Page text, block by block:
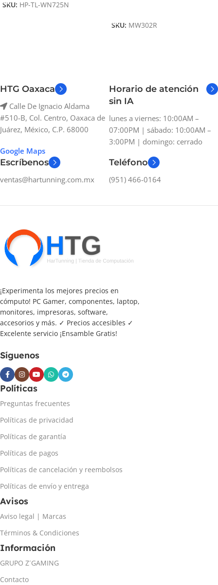
SKU: HP-TL-WN725N
SKU: MW302R
HTG Oaxaca
Calle De Ignacio Aldama
#510-B, Col. Centro, Oaxaca de
Juárez, México, C.P. 68000
Google Maps
Horario de atención
sin IA
lunes a viernes: 10:00AM –
07:00PM | sábado: 10:00AM –
3:00PM | domingo: cerrado
Escríbenos
ventas@hartunning.com.mx
Teléfono
(951) 466-0164
¡Experimenta los mejores precios en
cómputo! PC Gamer, componentes, laptop,
monitores, impresoras, software,
accesorios y más. ✓ Precios accesibles ✓
Excelente servicio ¡Ensamble Gratis!
Síguenos
Políticas
Preguntas frecuentes
Políticas de privacidad
Políticas de garantía
Políticas de pagos
Políticas de cancelación y reembolsos
Políticas de envío y entrega
Avisos
Aviso legal | Marcas
Términos & Condiciones
Información
GRUPO Z´GAMING
Contacto